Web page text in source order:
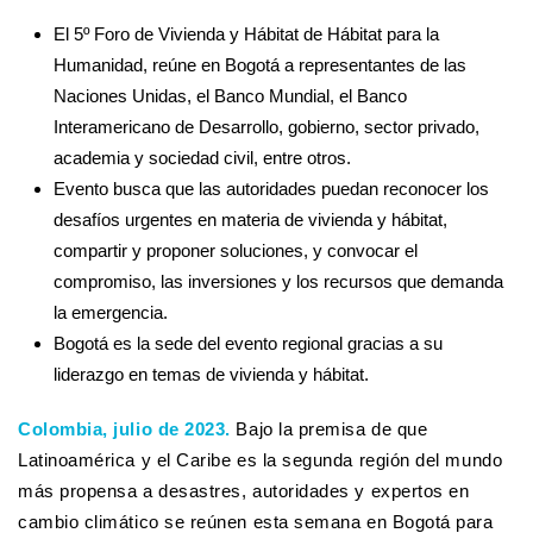
El 5º Foro de Vivienda y Hábitat de Hábitat para la
Humanidad, reúne en Bogotá a representantes de las
Naciones Unidas, el Banco Mundial, el Banco
Interamericano de Desarrollo, gobierno, sector privado,
academia y sociedad civil, entre otros.
Evento busca que las autoridades puedan reconocer los
desafíos urgentes en materia de vivienda y hábitat,
compartir y proponer soluciones, y convocar el
compromiso, las inversiones y los recursos que demanda
la emergencia.
Bogotá es la sede del evento regional gracias a su
liderazgo en temas de vivienda y hábitat.
Colombia, julio de 2023. Bajo la premisa de que
Latinoamérica y el Caribe es la segunda región del mundo
más propensa a desastres, autoridades y expertos en
cambio climático se reúnen esta semana en Bogotá para